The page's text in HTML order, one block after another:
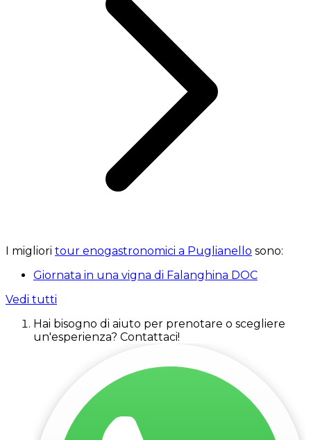
I migliori tour enogastronomici a Puglianello sono:
Giornata in una vigna di Falanghina DOC
Vedi tutti
Hai bisogno di aiuto per prenotare o scegliere
un'esperienza? Contattaci!